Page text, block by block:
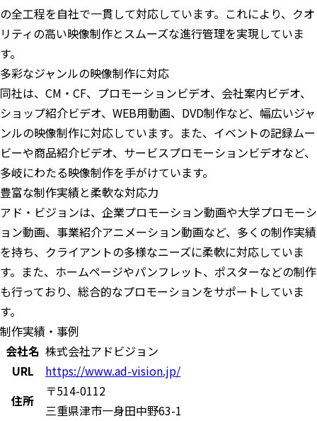
の全工程を自社で一貫して対応しています。これにより、クオ
リティの高い映像制作とスムーズな進行管理を実現していま
す。
多彩なジャンルの映像制作に対応
同社は、CM・CF、プロモーションビデオ、会社案内ビデオ、
ショップ紹介ビデオ、WEB用動画、DVD制作など、幅広いジャ
ンルの映像制作に対応しています。また、イベントの記録ムー
ビーや商品紹介ビデオ、サービスプロモーションビデオなど、
多岐にわたる映像制作を手がけています。
豊富な制作実績と柔軟な対応力
アド・ビジョンは、企業プロモーション動画や大学プロモーシ
ョン動画、事業紹介アニメーション動画など、多くの制作実績
を持ち、クライアントの多様なニーズに柔軟に対応していま
す。また、ホームページやパンフレット、ポスターなどの制作
も行っており、総合的なプロモーションをサポートしていま
す。
制作実績・事例
会社名 株式会社アドビジョン
URL
https://www.ad-vision.jp/
住所
〒514-0112
三重県津市一身田中野63-1